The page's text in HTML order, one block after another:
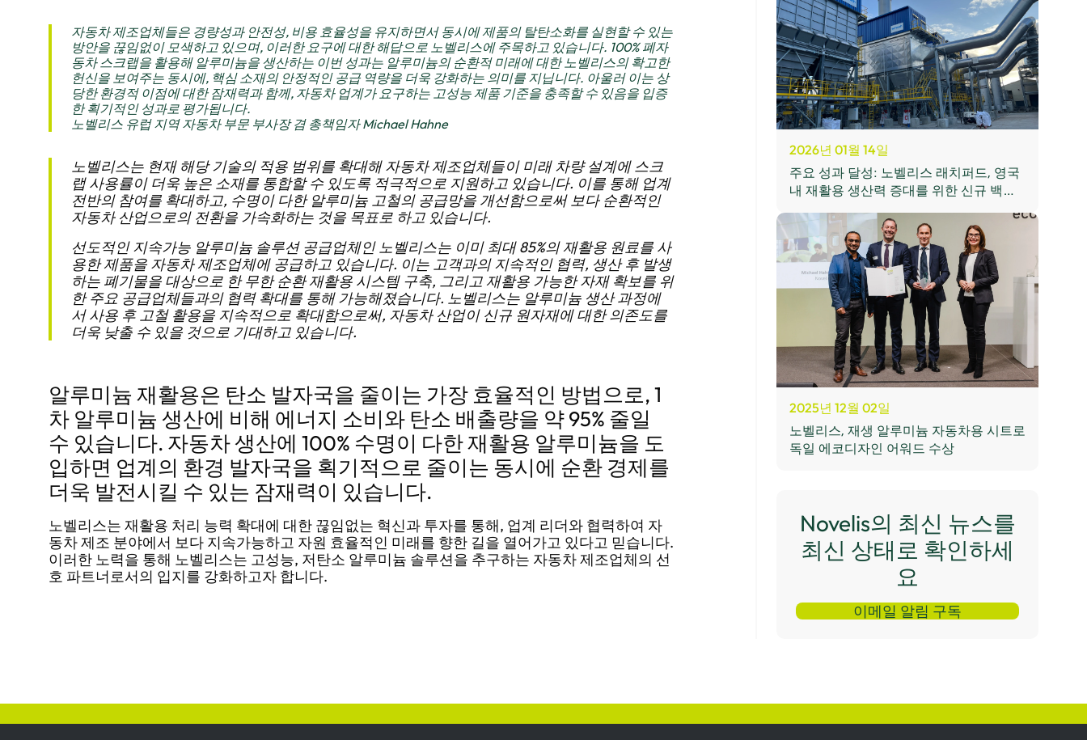
자동차 제조업체들은 경량성과 안전성, 비용 효율성을 유지하면서 동시에 제품의 탈탄소화를 실현할 수 있는
방안을 끊임없이 모색하고 있으며, 이러한 요구에 대한 해답으로 노벨리스에 주목하고 있습니다. 100% 폐자
동차 스크랩을 활용해 알루미늄을 생산하는 이번 성과는 알루미늄의 순환적 미래에 대한 노벨리스의 확고한
헌신을 보여주는 동시에, 핵심 소재의 안정적인 공급 역량을 더욱 강화하는 의미를 지닙니다. 아울러 이는 상
당한 환경적 이점에 대한 잠재력과 함께, 자동차 업계가 요구하는 고성능 제품 기준을 충족할 수 있음을 입증
한 획기적인 성과로 평가됩니다.
노벨리스 유럽 지역 자동차 부문 부사장 겸 총책임자 Michael Hahne
노벨리스는 현재 해당 기술의 적용 범위를 확대해 자동차 제조업체들이 미래 차량 설계에 스크
랩 사용률이 더욱 높은 소재를 통합할 수 있도록 적극적으로 지원하고 있습니다. 이를 통해 업계
전반의 참여를 확대하고, 수명이 다한 알루미늄 고철의 공급망을 개선함으로써 보다 순환적인
자동차 산업으로의 전환을 가속화하는 것을 목표로 하고 있습니다.
선도적인 지속가능 알루미늄 솔루션 공급업체인 노벨리스는 이미 최대 85%의 재활용 원료를 사
용한 제품을 자동차 제조업체에 공급하고 있습니다. 이는 고객과의 지속적인 협력, 생산 후 발생
하는 폐기물을 대상으로 한 무한 순환 재활용 시스템 구축, 그리고 재활용 가능한 자재 확보를 위
한 주요 공급업체들과의 협력 확대를 통해 가능해졌습니다. 노벨리스는 알루미늄 생산 과정에
서 사용 후 고철 활용을 지속적으로 확대함으로써, 자동차 산업이 신규 원자재에 대한 의존도를
더욱 낮출 수 있을 것으로 기대하고 있습니다.
알루미늄 재활용은 탄소 발자국을 줄이는 가장 효율적인 방법으로, 1
차 알루미늄 생산에 비해 에너지 소비와 탄소 배출량을 약 95% 줄일
수 있습니다. 자동차 생산에 100% 수명이 다한 재활용 알루미늄을 도
입하면 업계의 환경 발자국을 획기적으로 줄이는 동시에 순환 경제를
더욱 발전시킬 수 있는 잠재력이 있습니다.
노벨리스는 재활용 처리 능력 확대에 대한 끊임없는 혁신과 투자를 통해, 업계 리더와 협력하여 자
동차 제조 분야에서 보다 지속가능하고 자원 효율적인 미래를 향한 길을 열어가고 있다고 믿습니다.
이러한 노력을 통해 노벨리스는 고성능, 저탄소 알루미늄 솔루션을 추구하는 자동차 제조업체의 선
호 파트너로서의 입지를 강화하고자 합니다.
2026년 01월 14일
주요 성과 달성: 노벨리스 래치퍼드, 영국
내 재활용 생산력 증대를 위한 신규 백하
2025년 12월 02일
노벨리스, 재생 알루미늄 자동차용 시트로
독일 에코디자인 어워드 수상
Novelis의 최신 뉴스를
최신 상태로 확인하세
요
이메일 알림 구독